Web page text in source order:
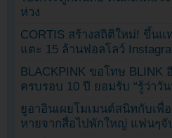
ห่วง
CORTIS สร้างสถิติใหม่! ขึ้นแ
แตะ 15 ล้านฟอลโลว์
BLACKPINK ขอโทษ BLINK
ครบรอบ 10 ปี ยอมรับ “รู้ว่าวั
ยูอาอินเผยโมเมนต์สนิทกับเพื่
หายจากสื่อไปพักใหญ่ แฟนๆจั